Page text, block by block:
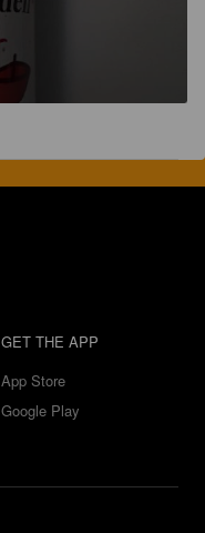
GET THE APP
App Store
Google Play